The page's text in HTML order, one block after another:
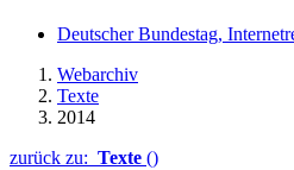
Deutscher Bundestag,
Webarchiv
Texte
2014
zurück zu: Texte ()